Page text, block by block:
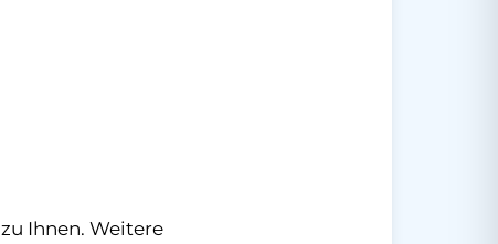
Ihnen. Weitere